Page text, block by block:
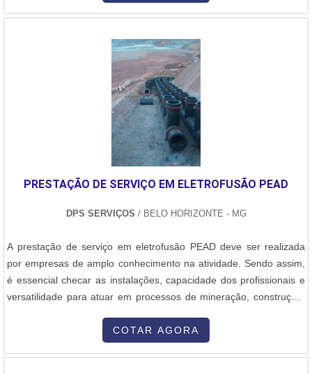
acessível,- Melhor custo x benefício,- Entre outras. Para conhecer
PRESTAÇÃO DE SERVIÇO EM ELETROFUSÃO PEAD
DPS SERVIÇOS / BELO HORIZONTE - MG
A prestação de serviço em eletrofusão PEAD deve ser realizada
por empresas de amplo conhecimento na atividade. Sendo assim,
é essencial checar as instalações, capacidade dos profissionais e
versatilidade para atuar em processos de mineração, construção,
água.INFORMAÇÕES IMPORTANTES SOBRE O
COTAR AGORA